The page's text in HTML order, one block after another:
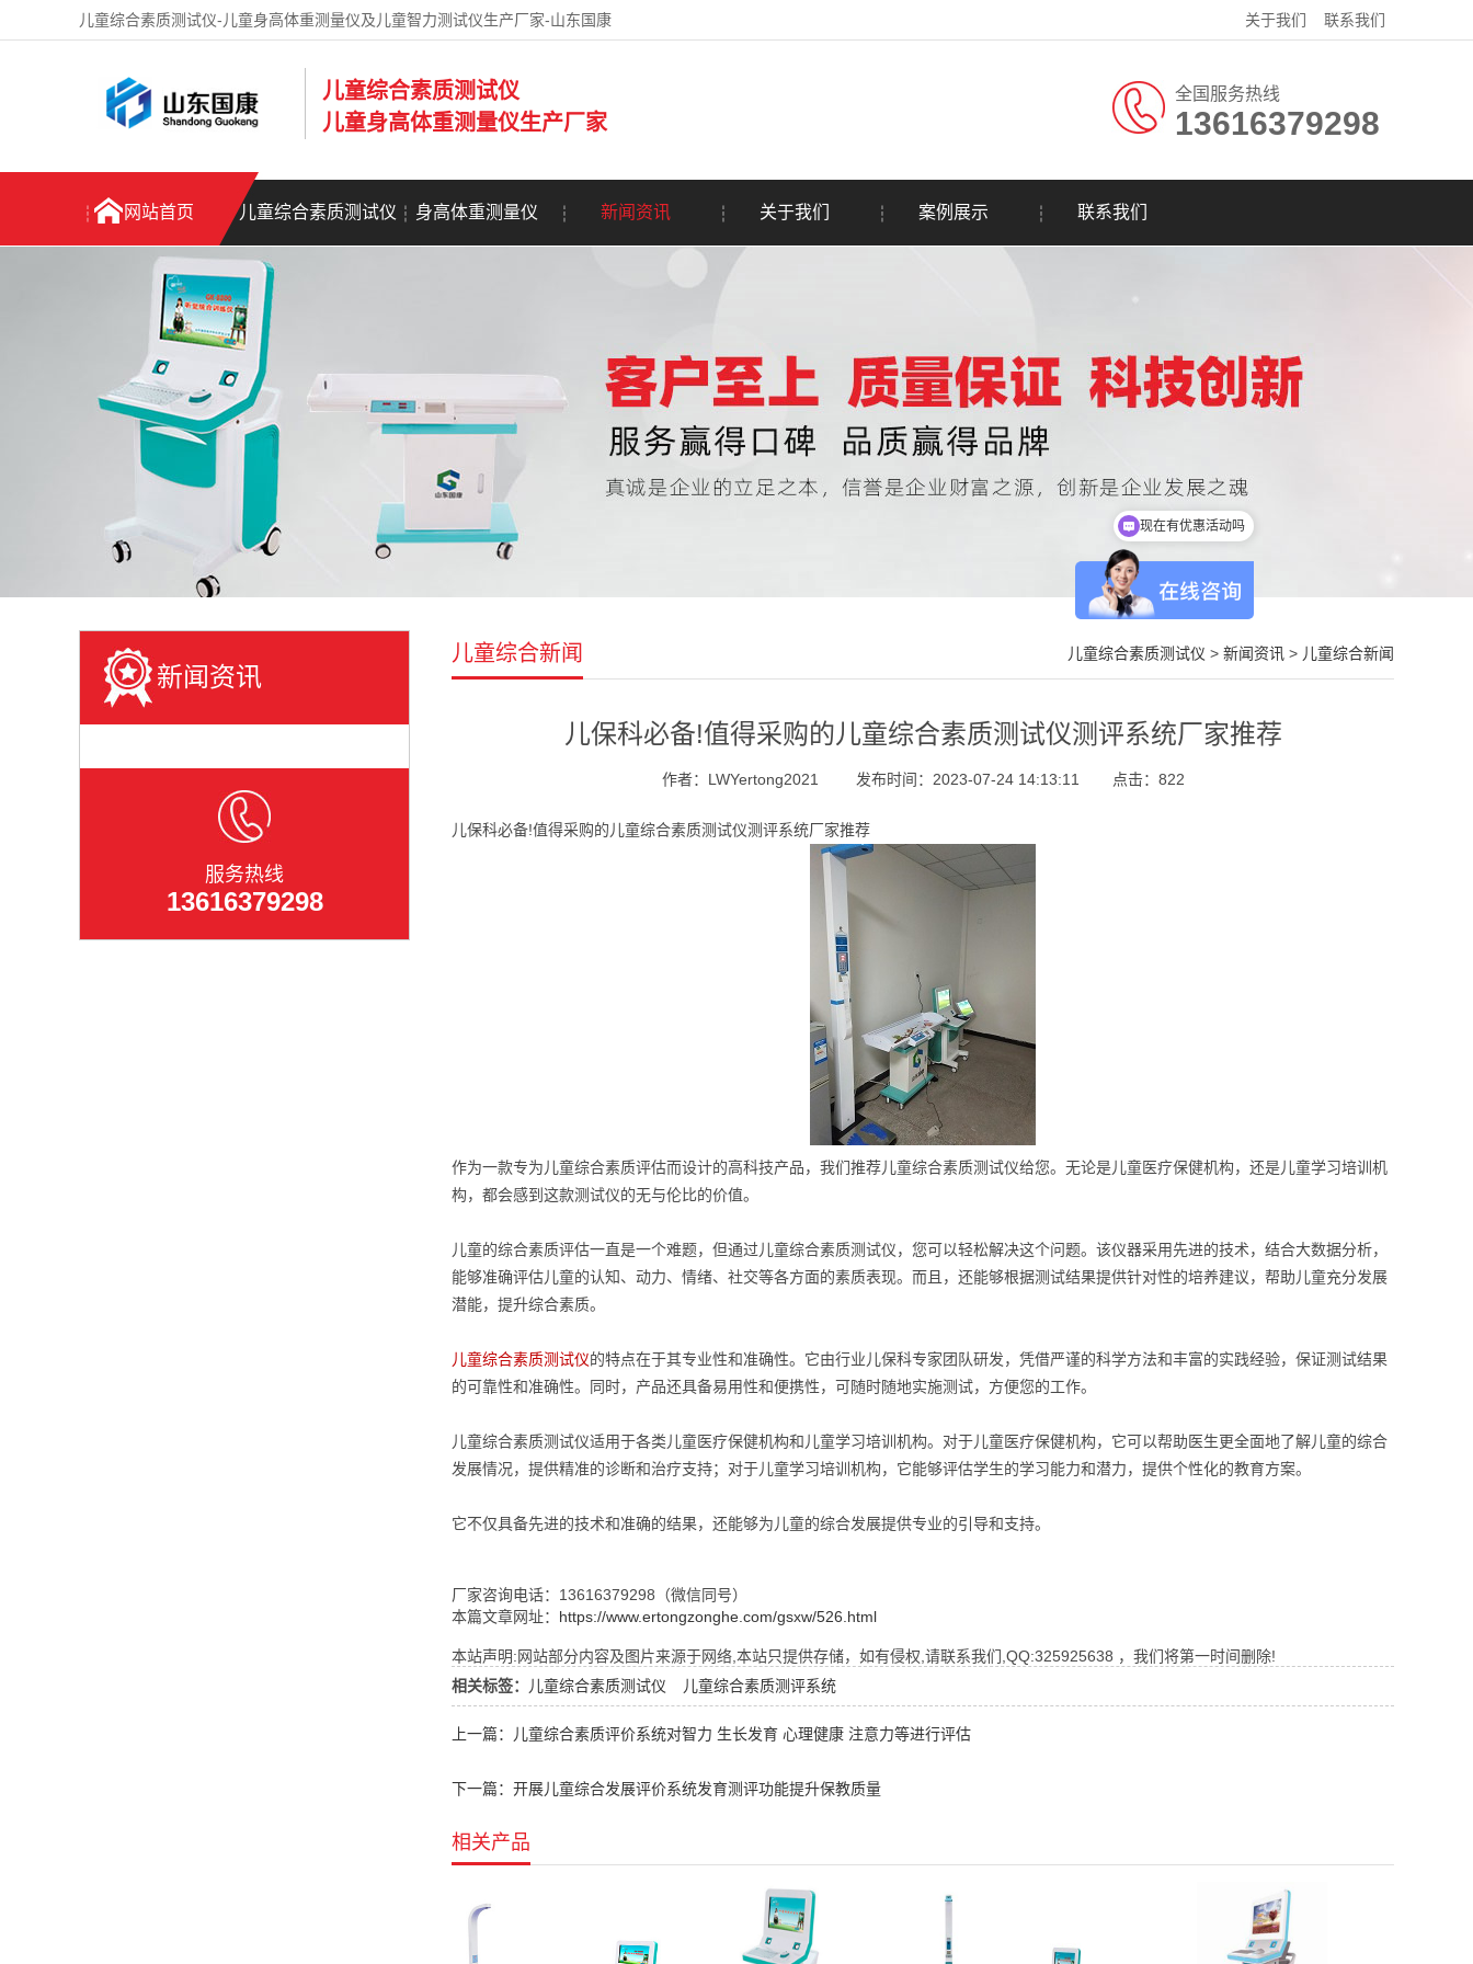
儿童综合素质测试仪-儿童身高体重测量仪及儿童智力测试仪生产厂家-山东国康 关于我们 联系我们
儿童综合素质测试仪
儿童身高体重测量仪生产厂家
全国服务热线
13616379298
网站首页 儿童综合素质测试仪 身高体重测量仪 新闻资讯 关于我们 案例展示 联系我们
新闻资讯
服务热线
13616379298
儿童综合新闻 儿童综合素质测试仪 > 新闻资讯 > 儿童综合新闻
儿保科必备!值得采购的儿童综合素质测试仪测评系统厂家推荐
作者：LWYertong2021 发布时间：2023-07-24 14:13:11 点击： 822
儿保科必备!值得采购的儿童综合素质测试仪测评系统厂家推荐
作为一款专为儿童综合素质评估而设计的高科技产品，我们推荐儿童综合素质测试仪给您。无论是儿童医疗保健机构，还是儿童学习培训机
构，都会感到这款测试仪的无与伦比的价值。
儿童的综合素质评估一直是一个难题，但通过儿童综合素质测试仪，您可以轻松解决这个问题。该仪器采用先进的技术，结合大数据分析，
能够准确评估儿童的认知、动力、情绪、社交等各方面的素质表现。而且，还能够根据测试结果提供针对性的培养建议，帮助儿童充分发展
潜能，提升综合素质。
儿童综合素质测试仪的特点在于其专业性和准确性。它由行业儿保科专家团队研发，凭借严谨的科学方法和丰富的实践经验，保证测试结果
的可靠性和准确性。同时，产品还具备易用性和便携性，可随时随地实施测试，方便您的工作。
儿童综合素质测试仪适用于各类儿童医疗保健机构和儿童学习培训机构。对于儿童医疗保健机构，它可以帮助医生更全面地了解儿童的综合
发展情况，提供精准的诊断和治疗支持；对于儿童学习培训机构，它能够评估学生的学习能力和潜力，提供个性化的教育方案。
它不仅具备先进的技术和准确的结果，还能够为儿童的综合发展提供专业的引导和支持。
厂家咨询电话：13616379298（微信同号）
本篇文章网址： https://www.ertongzonghe.com/gsxw/526.html
本站声明:网站部分内容及图片来源于网络,本站只提供存储，如有侵权,请联系我们,QQ:325925638 ，我们将第一时间删除!
相关标签：
儿童综合素质测试仪 儿童综合素质测评系统
上一篇：儿童综合素质评价系统对智力 生长发育 心理健康 注意力等进行评估
下一篇：开展儿童综合发展评价系统发育测评功能提升保教质量
相关产品
现在有优惠活动吗